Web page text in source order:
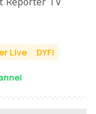
Reporter TV
Live DYFI